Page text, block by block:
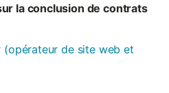
la conclusion de contrats
(opérateur de site web et